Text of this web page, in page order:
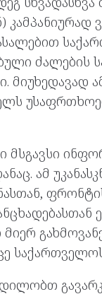
ძალების
მიუხედავად
მსგავსი
ამ
საქართველოს